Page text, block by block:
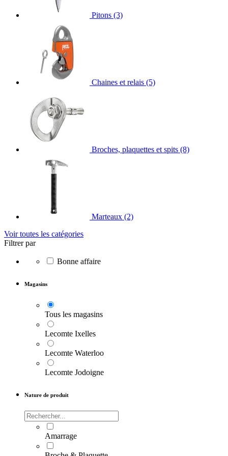
Pitons (3)
Chaines et relais (5)
Broches, plaquettes et spits (8)
Marteaux (2)
Voir toutes les catégories
Filtrer par
Bonne affaire
Magasins
Tous les magasins
Lecomte Ixelles
Lecomte Waterloo
Lecomte Jodoigne
Nature de produit
Amarrage